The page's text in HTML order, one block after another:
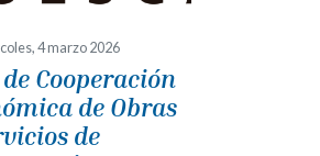
4 marzo 2026
Cooperación
de Obras
de